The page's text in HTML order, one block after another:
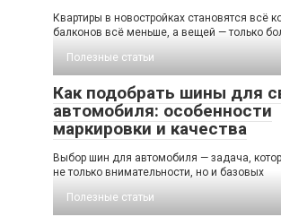
Квартиры в новостройках становятся всё
балконов всё меньше, а вещей — только
Полезные статьи
Как подобрать шины для
автомобиля: особенности
маркировки и качества
Выбор шин для автомобиля — задача,
не только внимательности, но и базовых
Полезные статьи